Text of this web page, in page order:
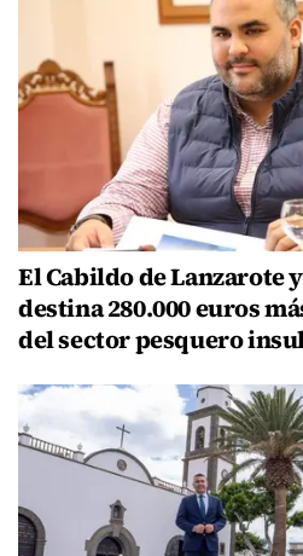
El Cabildo de Lanzarote
destina 280.000 euros
del sector pesquero